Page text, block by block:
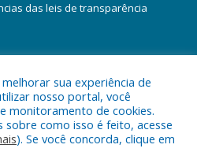
das leis de transparência
a Prefeitura Municipal de Colares.
sua experiência de
nosso portal, você
monitoramento de cookies.
sobre como isso é feito, acesse
). Se você concorda, clique em